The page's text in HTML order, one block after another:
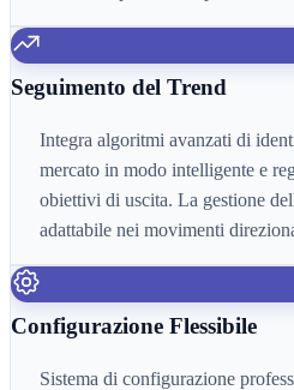
Seguimento del Trend
Integra algoritmi avanzati di
mercato in modo intelligente e
obiettivi di uscita. La gestione
adattabile nei movimenti
Configurazione Flessibile
Sistema di configurazione